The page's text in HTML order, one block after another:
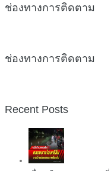
ช่องทางการติดตาม
ช่องทางการติดตาม
Recent Posts